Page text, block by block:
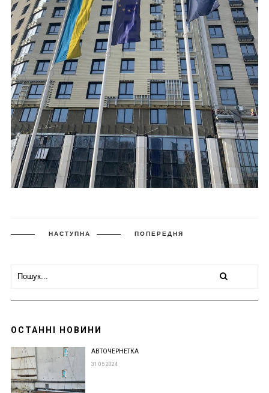
НАСТУПНА ПОПЕРЕДНЯ
ОСТАННІ НОВИНИ
АВТОЧЕРНЕТКА
31 05 2024